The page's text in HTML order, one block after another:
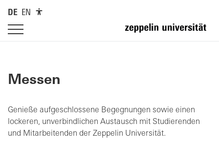
DE EN
Messen
Genieße aufgeschlossene Begegnungen sowie einen
lockeren, unverbindlichen Austausch mit Studierenden
und Mitarbeitenden der Zeppelin Universität.